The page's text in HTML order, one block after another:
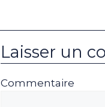
Laisser un
Commentaire